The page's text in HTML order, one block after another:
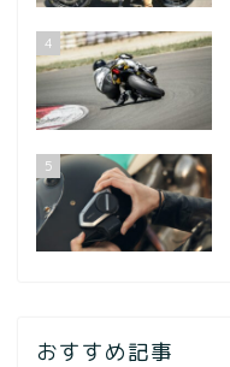
4
5
おすすめ記事